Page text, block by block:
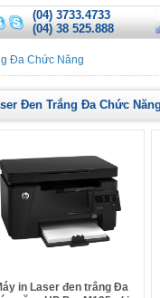
(04) 3733.4733
(04) 38 525.888
Đa Chức Năng
Đen Trắng Đa Chức
in Laser đen trắng Đa